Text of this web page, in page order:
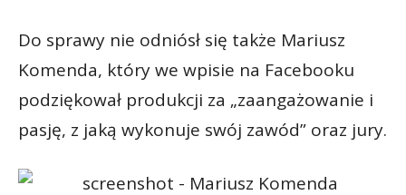
Do sprawy nie odniósł się także Mariusz
Komenda, który we wpisie na Facebooku
podziękował produkcji za „zaangażowanie i
pasję, z jaką wykonuje swój zawód” oraz jury.